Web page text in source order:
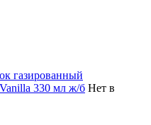
газированный
330 мл ж/б Нет в